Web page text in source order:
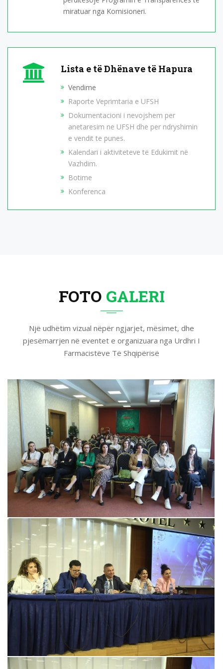
miratuar nga Komisioneri.
Lista e të Dhënave të Hapura
Vendime
Raporte Veprimtaria e UFSH
Dokumentacioni i nevojshem per
anetaresim ne UFSH dhe per ndryshimin
e vendit te punes.
Kalendari i aktiviteteve të Edukimit në
Vazhdim.
Botime
Konferenca
FOTO GALERI
Një udhëtim vizual nëpër ngjarjet, mësimet, dhe
pjesëmarrjen në eventet e organizuara nga Urdhri I
Farmacistëve Të Shqipërisë
View more
View more
View more